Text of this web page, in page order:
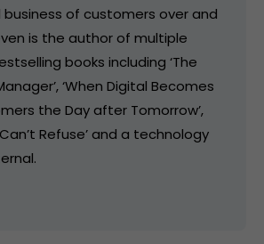
of customers over and
is the author of multiple
books including ‘The
‘When Digital Becomes
the Day after Tomorrow’,
Refuse’ and a technology